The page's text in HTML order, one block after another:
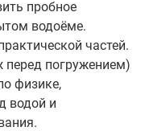
пробное
водоёме.
частей.
перед погружением)
физике,
водой и